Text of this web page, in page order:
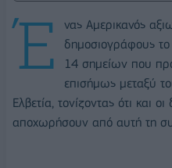
Έ
νας Αμερικανός
δημοσιογράφους
14 σημείων που
επισήμως μεταξύ
Ελβετία, τονίζοντας ότι και
αποχωρήσουν από αυτή τη